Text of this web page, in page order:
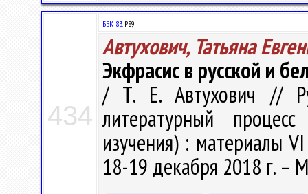
434
ББК 83.Р89
Автухович, Татьяна
Экфрасис в русской и
/ Т. Е. Автухович //
литературный
изучения) : материалы
18-19 декабря 2018 г. –